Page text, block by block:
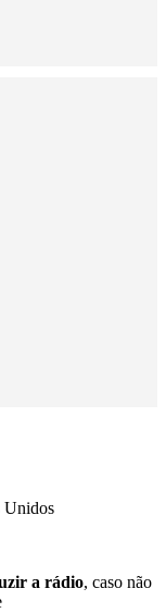
Unidos
a rádio, caso não